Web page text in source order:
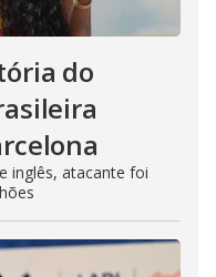
do
inglês, atacante foi